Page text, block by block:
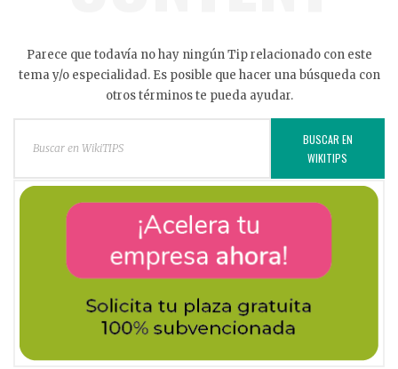
Parece que todavía no hay ningún Tip relacionado con este
tema y/o especialidad. Es posible que hacer una búsqueda con
otros términos te pueda ayudar.
BUSCAR EN
WIKITIPS